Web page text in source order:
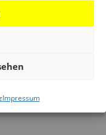
Impressum